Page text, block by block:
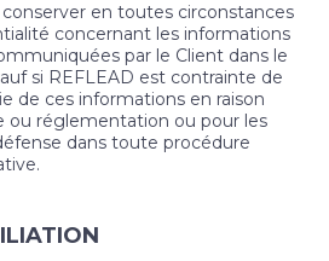
conserver en toutes circonstances
concernant les informations
par le Client dans le
si REFLEAD est contrainte de
de ces informations en raison
ou réglementation ou pour les
dans toute procédure